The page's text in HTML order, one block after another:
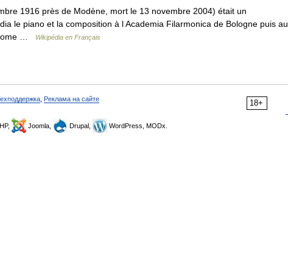
1916 près de Modène, mort le 13 novembre 2004) était un
le piano et la composition à l Academia Filarmonica de Bologne puis au
…
Wikipédia en Français
18+
Реклама на сайте
Joomla, Drupal, WordPress, MODx.